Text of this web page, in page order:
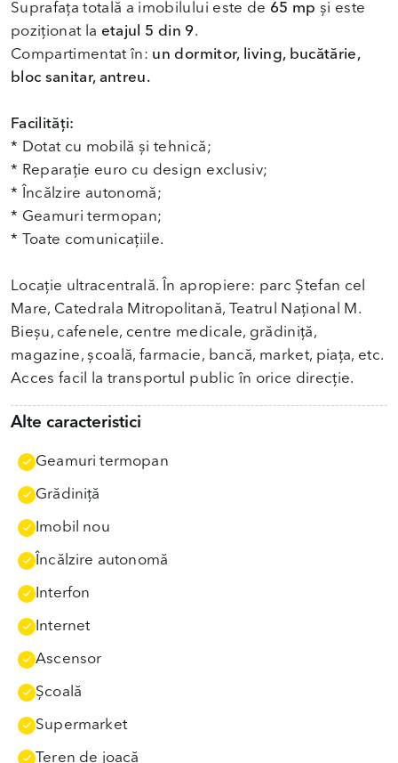
Suprafața totală a imobilului este de 65 mp și este
poziționat la etajul 5 din 9.
Compartimentat în: un dormitor, living, bucătărie,
bloc sanitar, antreu.
Facilități:
* Dotat cu mobilă și tehnică;
* Reparație euro cu design exclusiv;
* Încălzire autonomă;
* Geamuri termopan;
* Toate comunicațiile.
Locație ultracentrală. În apropiere: parc Ștefan cel
Mare, Catedrala Mitropolitană, Teatrul Național M.
Bieșu, cafenele, centre medicale, grădiniță,
magazine, școală, farmacie, bancă, market, piața, etc.
Acces facil la transportul public în orice direcție.
Alte caracteristici
Geamuri termopan
Grădiniţă
Imobil nou
Încălzire autonomă
Interfon
Internet
Ascensor
Școală
Supermarket
Teren de joacă